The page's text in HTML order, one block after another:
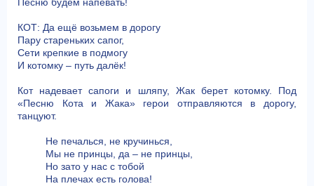
Песню будем напевать!
КОТ: Да ещё возьмем в дорогу
Пару стареньких сапог,
Сети крепкие в подмогу
И котомку – путь далёк!
Кот надевает сапоги и шляпу, Жак берет котомку. Под
«Песню Кота и Жака» герои отправляются в дорогу,
танцуют.
Не печалься, не кручинься,
Мы не принцы, да – не принцы,
Но зато у нас с тобой
На плечах есть голова!